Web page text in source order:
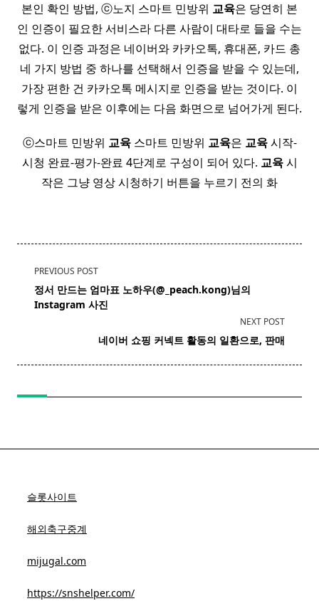
본인 확인 방법, ⓒ노지 스마트 민방위 교육은 당연히 본
인 인증이 필요한 서비스라 다른 사람이 대타로 들을 수는
없다. 이 인증 과정은 네이버와 카카오톡, 휴대폰, 카드 총
네 가지 방법 중 하나를 선택해서 인증을 받을 수 있는데,
가장 편한 건 카카오톡 메시지로 인증을 받는 것이다. 이
렇게 인증을 받은 이후에는 다음 화면으로 넘어가게 된다.
ⓒ스마트 민방위 교육스마트 민방위 교육은 교육시작-
시청 완료-평가-완료 4단계로 구성이 되어 있다. 교육시
작은 그냥 영상 시청하기 버튼을 누르기 전의 화
<span
class="nav-
subtitle
PREVIOUS POST
정서 만드는 엄마표 노하우(@_peach.kong)님의
Instagram 사진
NEXT POST
네이버 쇼핑 커넥트 활동의 일환으로, 판매
슬롯사이트
해외축구중계
mijugal.com
https://snshelper.com/